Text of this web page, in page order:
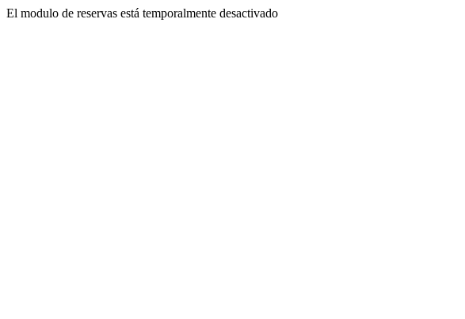
El modulo de reservas está temporalmente desactivado